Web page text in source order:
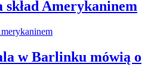
skład Amerykaninem
w Barlinku mówią o